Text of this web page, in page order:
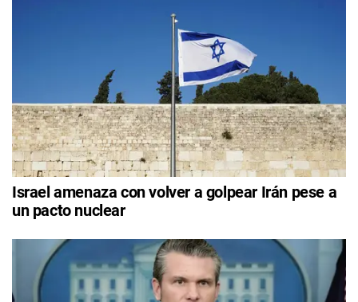
Israel amenaza con volver a golpear Irán pese a
un pacto nuclear